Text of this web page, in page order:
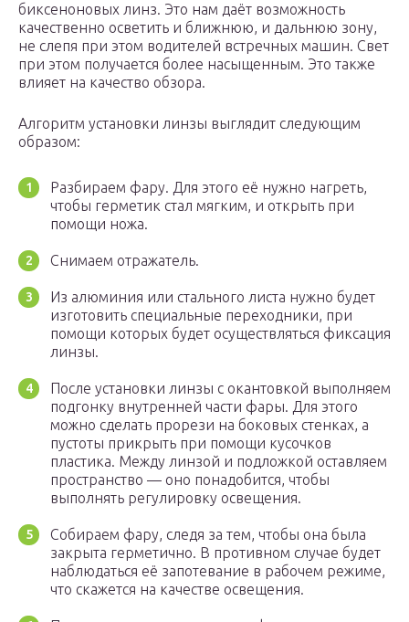
биксеноновых линз. Это нам даёт возможность
качественно осветить и ближнюю, и дальнюю зону,
не слепя при этом водителей встречных машин. Свет
при этом получается более насыщенным. Это также
влияет на качество обзора.
Алгоритм установки линзы выглядит следующим
образом:
Разбираем фару. Для этого её нужно нагреть,
чтобы герметик стал мягким, и открыть при
помощи ножа.
Снимаем отражатель.
Из алюминия или стального листа нужно будет
изготовить специальные переходники, при
помощи которых будет осуществляться фиксация
линзы.
После установки линзы с окантовкой выполняем
подгонку внутренней части фары. Для этого
можно сделать прорези на боковых стенках, а
пустоты прикрыть при помощи кусочков
пластика. Между линзой и подложкой оставляем
пространство — оно понадобится, чтобы
выполнять регулировку освещения.
Собираем фару, следя за тем, чтобы она была
закрыта герметично. В противном случае будет
наблюдаться её запотевание в рабочем режиме,
что скажется на качестве освещения.